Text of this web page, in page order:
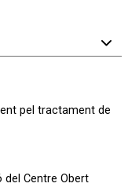
pel tractament de
Centre Obert